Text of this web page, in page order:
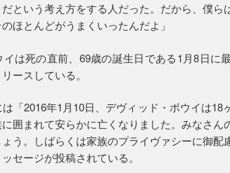
という考え方をする人だった。だから、僕ら
ほとんどがうまくいったんだよ」
イは死の直前、69歳の誕生日である1月8日に
ースしている。
「2016年1月10日、デヴィッド・ボウイは18
囲まれて安らかに亡くなりました。みなさん
ょう。しばらくは家族のプライヴァシーに御
セージが投稿されている。